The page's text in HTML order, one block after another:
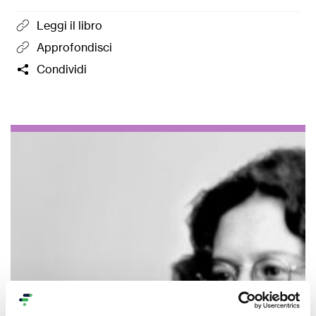
Leggi il libro
Approfondisci
Condividi